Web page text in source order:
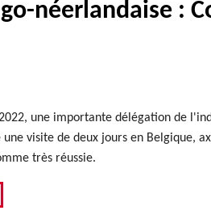
néerlandaise :
une importante délégation de
une visite de deux jours en Belgique,
très réussie.